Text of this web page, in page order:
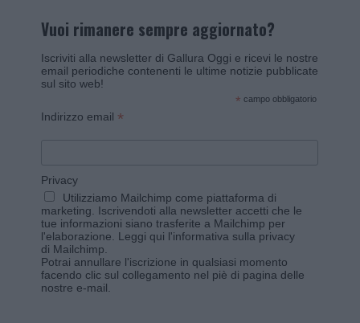
Vuoi rimanere sempre aggiornato?
Iscriviti alla newsletter di Gallura Oggi e ricevi le nostre
email periodiche contenenti le ultime notizie pubblicate
sul sito web!
* campo obbligatorio
Indirizzo email *
Privacy
Utilizziamo Mailchimp come piattaforma di
marketing. Iscrivendoti alla newsletter accetti che le
tue informazioni siano trasferite a Mailchimp per
l'elaborazione. Leggi qui l'informativa sulla privacy
di Mailchimp.
Potrai annullare l'iscrizione in qualsiasi momento
facendo clic sul collegamento nel piè di pagina delle
nostre e-mail.